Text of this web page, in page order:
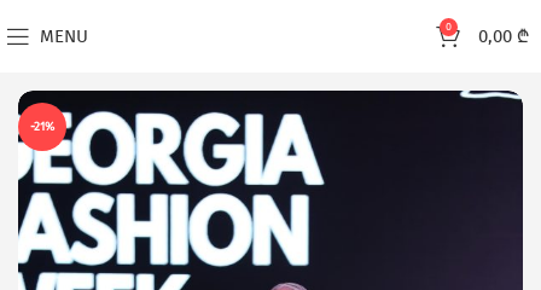
MENU 0 0,00 ₾
-21%